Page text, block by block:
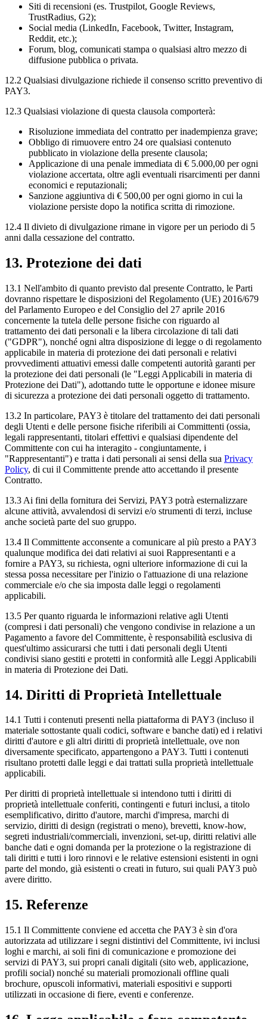
Siti di recensioni (es. Trustpilot, Google Reviews,
TrustRadius, G2);
Social media (LinkedIn, Facebook, Twitter, Instagram,
Reddit, etc.);
Forum, blog, comunicati stampa o qualsiasi altro mezzo di
diffusione pubblica o privata.
12.2 Qualsiasi divulgazione richiede il consenso scritto preventivo di
PAY3.
12.3 Qualsiasi violazione di questa clausola comporterà:
Risoluzione immediata del contratto per inadempienza grave;
Obbligo di rimuovere entro 24 ore qualsiasi contenuto
pubblicato in violazione della presente clausola;
Applicazione di una penale immediata di € 5.000,00 per ogni
violazione accertata, oltre agli eventuali risarcimenti per danni
economici e reputazionali;
Sanzione aggiuntiva di € 500,00 per ogni giorno in cui la
violazione persiste dopo la notifica scritta di rimozione.
12.4 Il divieto di divulgazione rimane in vigore per un periodo di 5
anni dalla cessazione del contratto.
13. Protezione dei dati
13.1 Nell'ambito di quanto previsto dal presente Contratto, le Parti
dovranno rispettare le disposizioni del Regolamento (UE) 2016/679
del Parlamento Europeo e del Consiglio del 27 aprile 2016
concernente la tutela delle persone fisiche con riguardo al
trattamento dei dati personali e la libera circolazione di tali dati
("GDPR"), nonché ogni altra disposizione di legge o di regolamento
applicabile in materia di protezione dei dati personali e relativi
provvedimenti attuativi emessi dalle competenti autorità garanti per
la protezione dei dati personali (le "Leggi Applicabili in materia di
Protezione dei Dati"), adottando tutte le opportune e idonee misure
di sicurezza a protezione dei dati personali oggetto di trattamento.
13.2 In particolare, PAY3 è titolare del trattamento dei dati personali
degli Utenti e delle persone fisiche riferibili ai Committenti (ossia,
legali rappresentanti, titolari effettivi e qualsiasi dipendente del
Committente con cui ha interagito - congiuntamente, i
"Rappresentanti") e tratta i dati personali ai sensi della sua Privacy
Policy, di cui il Committente prende atto accettando il presente
Contratto.
13.3 Ai fini della fornitura dei Servizi, PAY3 potrà esternalizzare
alcune attività, avvalendosi di servizi e/o strumenti di terzi, incluse
anche società parte del suo gruppo.
13.4 Il Committente acconsente a comunicare al più presto a PAY3
qualunque modifica dei dati relativi ai suoi Rappresentanti e a
fornire a PAY3, su richiesta, ogni ulteriore informazione di cui la
stessa possa necessitare per l'inizio o l'attuazione di una relazione
commerciale e/o che sia imposta dalle leggi o regolamenti
applicabili.
13.5 Per quanto riguarda le informazioni relative agli Utenti
(compresi i dati personali) che vengono condivise in relazione a un
Pagamento a favore del Committente, è responsabilità esclusiva di
quest'ultimo assicurarsi che tutti i dati personali degli Utenti
condivisi siano gestiti e protetti in conformità alle Leggi Applicabili
in materia di Protezione dei Dati.
14. Diritti di Proprietà Intellettuale
14.1 Tutti i contenuti presenti nella piattaforma di PAY3 (incluso il
materiale sottostante quali codici, software e banche dati) ed i relativi
diritti d'autore e gli altri diritti di proprietà intellettuale, ove non
diversamente specificato, appartengono a PAY3. Tutti i contenuti
risultano protetti dalle leggi e dai trattati sulla proprietà intellettuale
applicabili.
Per diritti di proprietà intellettuale si intendono tutti i diritti di
proprietà intellettuale conferiti, contingenti e futuri inclusi, a titolo
esemplificativo, diritto d'autore, marchi d'impresa, marchi di
servizio, diritti di design (registrati o meno), brevetti, know-how,
segreti industriali/commerciali, invenzioni, set-up, diritti relativi alle
banche dati e ogni domanda per la protezione o la registrazione di
tali diritti e tutti i loro rinnovi e le relative estensioni esistenti in ogni
parte del mondo, già esistenti o creati in futuro, sui quali PAY3 può
avere diritto.
15. Referenze
15.1 Il Committente conviene ed accetta che PAY3 è sin d'ora
autorizzata ad utilizzare i segni distintivi del Committente, ivi inclusi
loghi e marchi, ai soli fini di comunicazione e promozione dei
servizi di PAY3, sui propri canali digitali (sito web, applicazione,
profili social) nonché su materiali promozionali offline quali
brochure, opuscoli informativi, materiali espositivi e supporti
utilizzati in occasione di fiere, eventi e conferenze.